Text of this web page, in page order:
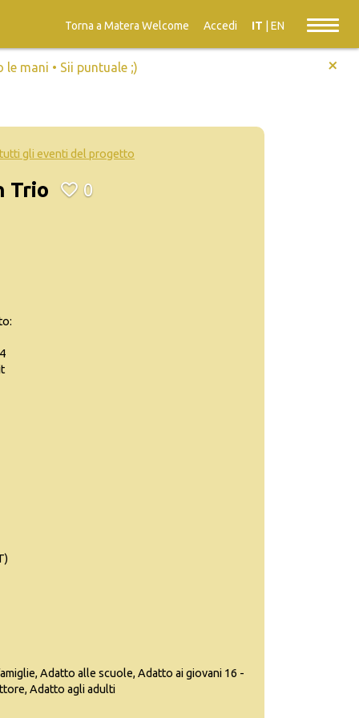
Torna a Matera Welcome Accedi IT EN
le mani • Sii puntuale ;) +
gli eventi del progetto
Trio 0
Adatto alle scuole, Adatto ai giovani 16 -
Adatto agli adulti